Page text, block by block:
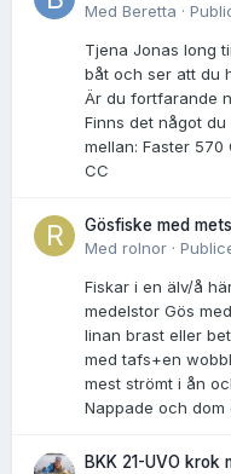
Med Beretta ·
Tjena Jonas long
båt och ser att du
Är du fortfarande
Finns det något
mellan: Faster 570
CC
Gösfiske med
Med rolnor ·
Fiskar i en älv/å
medelstor Gös
linan brast eller
med tafs+en
mest strömt i ån
Nappade och dom
BKK 21-UVO